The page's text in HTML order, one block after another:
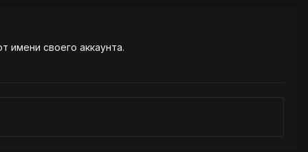
имени своего аккаунта.